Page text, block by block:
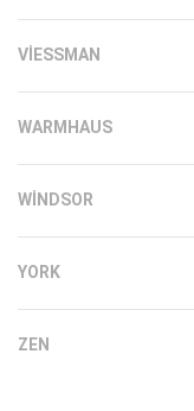
VIESSMAN
WARMHAUS
WINDSOR
YORK
ZEN